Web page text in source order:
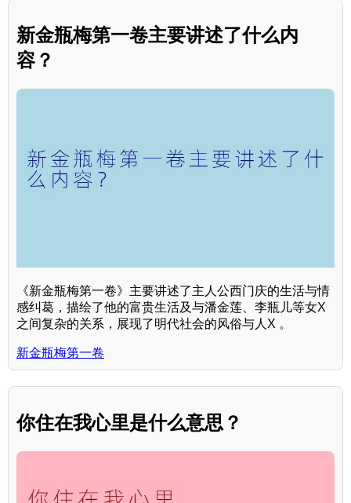
新金瓶梅第一卷主要讲述了什么内
容？
《新金瓶梅第一卷》主要讲述了主人公西门庆的生活与情
感纠葛，描绘了他的富贵生活及与潘金莲、李瓶儿等女X
之间复杂的关系，展现了明代社会的风俗与人X 。
新金瓶梅第一卷
你住在我心里是什么意思？